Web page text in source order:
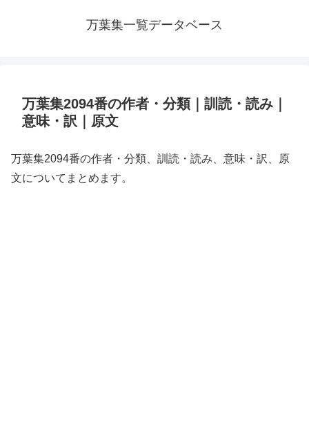
万葉集一覧データベース
万葉集2094番の作者・分類｜訓読・読み｜
意味・訳｜原文
万葉集2094番の作者・分類、訓読・読み、意味・訳、原
文についてまとめます。